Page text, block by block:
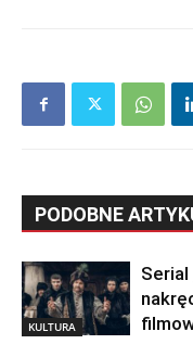
PODOBNE
KULTURA